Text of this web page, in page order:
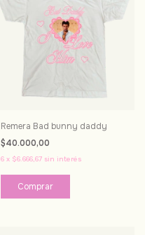
Remera Bad bunny daddy
$40.000,00
6 x $6.666,67 sin interés
Comprar